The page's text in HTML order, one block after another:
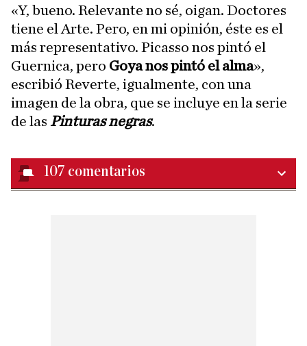
«Y, bueno. Relevante no sé, oigan. Doctores
tiene el Arte. Pero, en mi opinión, éste es el
más representativo. Picasso nos pintó el
Guernica, pero Goya nos pintó el alma»,
escribió Reverte, igualmente, con una
imagen de la obra, que se incluye en la serie
de las Pinturas negras.
107 comentarios